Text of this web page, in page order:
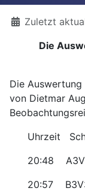
DetailsZuletzt
Die
Die
von Dietmar
Uhrzeit
20:48
20:57